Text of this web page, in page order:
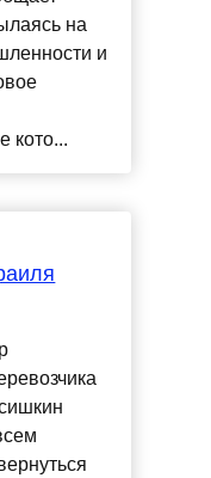
на
и
кото...